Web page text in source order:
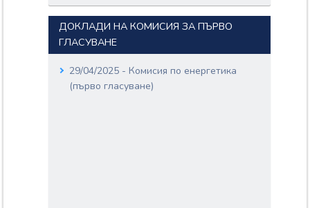
ДОКЛАДИ НА КОМИСИЯ ЗА ПЪРВО
ГЛАСУВАНЕ
29/04/2025 - Комисия по енергетика
(първо гласуване)